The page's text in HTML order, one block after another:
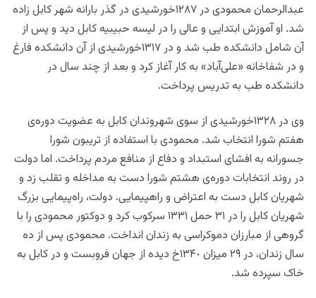
عبدالرحمان محمودی در ١٢٨٧خورشیدی در گذر بارانه شهر کابل زاده
شد. او آموزش ابتدایی و عالی را در لیسه حبیبیه کابل دید و پس از
آن شامل دانشکده طب شد و در ١٣١٧خورشیدی از آن دانشکده فارغ
و در شفاخانه‌ «علی‌آباد» به کار آغاز کرد و بعد از چند سال در
دانشکده طب به تدریس پرداخت.
وی در ١٣٢٨خورشیدی از سوی شهروندان کابل به عضویت دوره‌ی
هفتم شورا انتخاب شد. محمودی با استفاده از تریبون شورا
جسورانه به افشای استبداد و دفاع از منافع مردم پرداخت. اما دولت
در روند انتخابات دوره‌ی هشتم شورا دست به مداخله و تقلب زد و
شهریان کابل دست به اعتراض و راهپیمایی. دولت، راه‌پیمایی بزرگ
شهریان کابل را در ٣١ حمل ١٣٣١ سرکوب کرد و دوکتور محمودی را با
گروهی از مبارزان دموکراسی به زندان انداخت. محمودی پس از ده
سال زندان، در ٢٩ میزان ١٣۴٠خ دیده از جهان فروبست و در کابل به
خاک سپرده شد.